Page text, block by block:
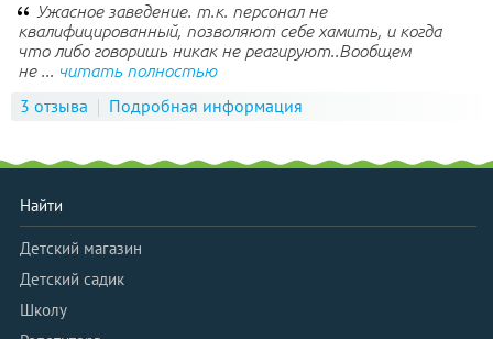
Ужасное заведение. т.к. персонал не
квалифицированный, позволяют себе хамить, и когда
что либо говоришь никак не реагируют..Вообщем
не ... читать полностью
3 отзыва Подробная информация
Найти
Детский магазин
Детский садик
Школу